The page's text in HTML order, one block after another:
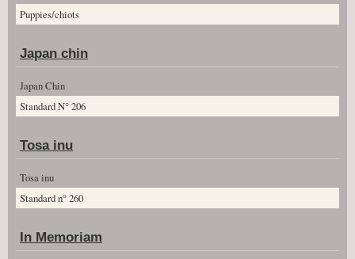
Puppies/chiots
Japan chin
Japan Chin
Standard N° 206
Tosa inu
Tosa inu
Standard n° 260
In Memoriam